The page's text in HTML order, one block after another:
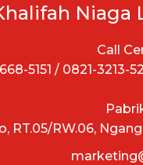
Niaga
Call
5151 / 0821-3213-
RT.05/RW.06,